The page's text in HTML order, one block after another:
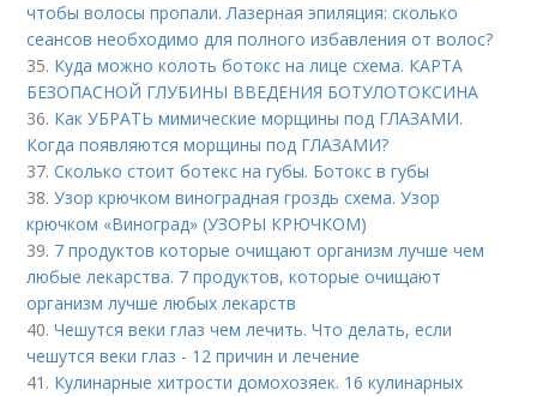
чтобы волосы пропали. Лазерная эпиляция: сколько
сеансов необходимо для полного избавления от волос?
35. Куда можно колоть ботокс на лице схема. КАРТА
БЕЗОПАСНОЙ ГЛУБИНЫ ВВЕДЕНИЯ БОТУЛОТОКСИНА
36. Как УБРАТЬ мимические морщины под ГЛАЗАМИ.
Когда появляются морщины под ГЛАЗАМИ?
37.Сколько стоит ботекс на губы. Ботокс в губы
38.Узор крючком виноградная гроздь схема. Узор
крючком «Виноград» (УЗОРЫ КРЮЧКОМ)
39. 7 продуктов которые очищают организм лучше чем
любые лекарства. 7 продуктов, которые очищают
организм лучше любых лекарств
40.Чешутся веки глаз чем лечить. Что делать, если
чешутся веки глаз - 12 причин и лечение
41. Кулинарные хитрости домохозяек. 16 кулинарных